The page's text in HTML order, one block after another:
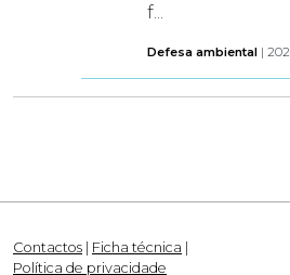
f...
Defesa ambiental |
Contactos | Ficha técnica |
Política de privacidade